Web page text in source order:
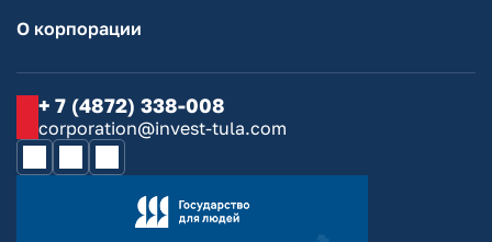
О корпорации
+ 7 (4872) 338-008
corporation@invest-tula.com